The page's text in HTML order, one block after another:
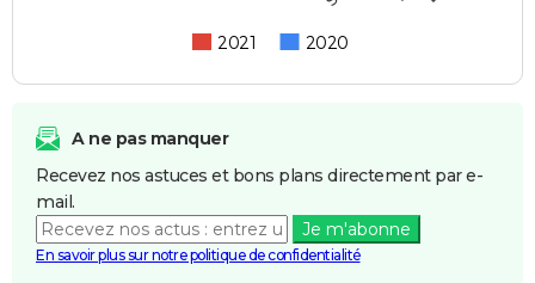
2021 2020
A ne pas manquer
Recevez nos astuces et bons plans directement par e-
mail.
Je m'abonne
En savoir plus sur notre politique de confidentialité